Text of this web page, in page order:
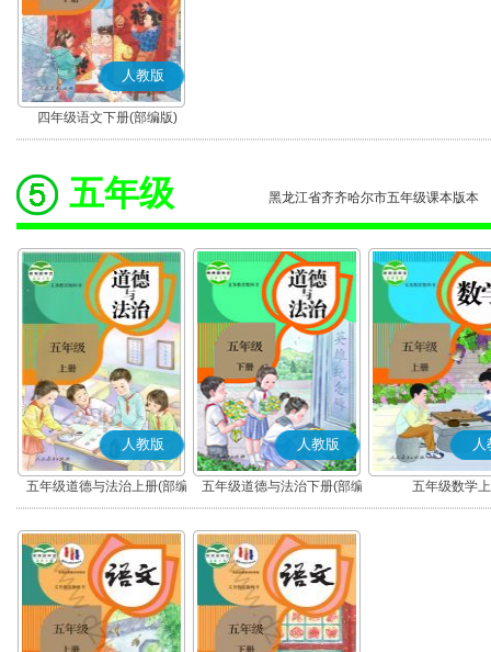
人教版
四年级语文下册(部编版)
五年级 黑龙江省齐齐哈尔市五年级课本版本
人教版
五年级道德与法治上册(部编
版)
人教版
五年级道德与法治下册(部编
版)
人
五年级数学